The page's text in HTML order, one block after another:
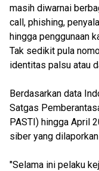
masih diwarnai
call, phishing,
hingga penggunaan
Tak sedikit pula
identitas palsu atau
Berdasarkan data
Satgas
PASTI) hingga April
siber yang
"Selama ini pelaku